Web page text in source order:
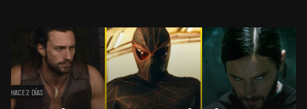
HACE 2 DÍAS